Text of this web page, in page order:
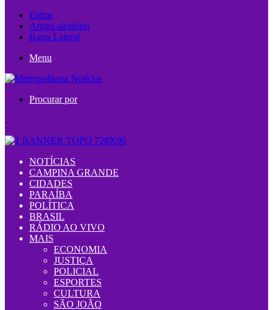
Entrar
Artigo aleatório
Barra Lateral
Menu
Procurar por
.
NOTÍCIAS
CAMPINA GRANDE
CIDADES
PARAÍBA
POLÍTICA
BRASIL
RÁDIO AO VIVO
MAIS
ECONOMIA
JUSTIÇA
POLICIAL
ESPORTES
CULTURA
SÃO JOÃO